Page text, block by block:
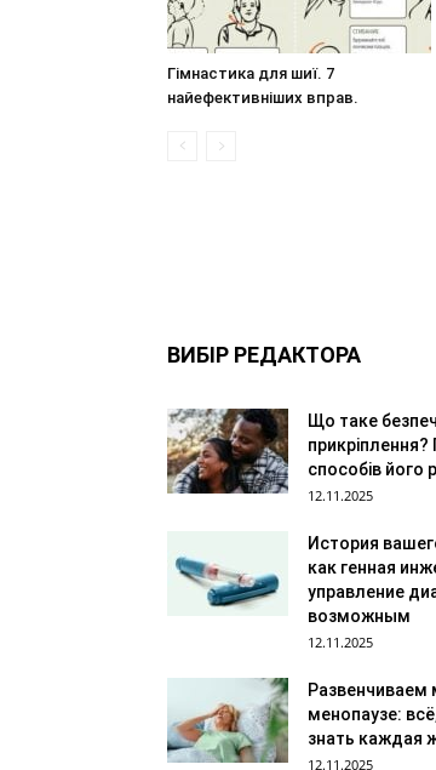
Гімнастика для шиї. 7
найефективніших вправ.
ВИБІР РЕДАКТОРА
Що таке
способів його
12.11.2025
История
как генная
управление
возможным
12.11.2025
менопаузе:
знать каждая
12.11.2025